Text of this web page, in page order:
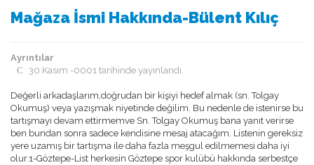
Mağaza İsmi Hakkında-Bülent Kılıç
Ayrıntılar
30 Kasım -0001 tarihinde yayınlandı.
Değerli arkadaşlarım,doğrudan bir kişiyi hedef almak (sn. Tolgay
Okumuş) veya yazışmak niyetinde değilim. Bu nedenle de istenirse bu
tartışmayı devam ettirmemve Sn. Tolgay Okumuş bana yanıt verirse
ben bundan sonra sadece kendisine mesaj atacağım. Listenin gereksiz
yere uzamış bir tartışma ile daha fazla meşgul edilmemesi daha iyi
olur.1-Göztepe-List herkesin Göztepe spor kulübü hakkında serbestçe